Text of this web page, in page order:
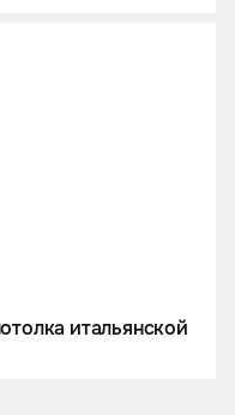
итальянской